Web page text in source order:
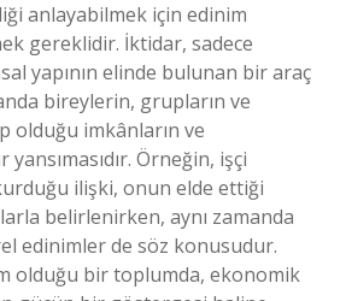
anlayabilmek için edinim
gereklidir. İktidar, sadece
yapının elinde bulunan bir araç
bireylerin, grupların ve
olduğu imkânların ve
Örneğin, işçi
ilişki, onun elde ettiği
belirlenirken, aynı zamanda
edinimler de söz konusudur.
olduğu bir toplumda, ekonomik